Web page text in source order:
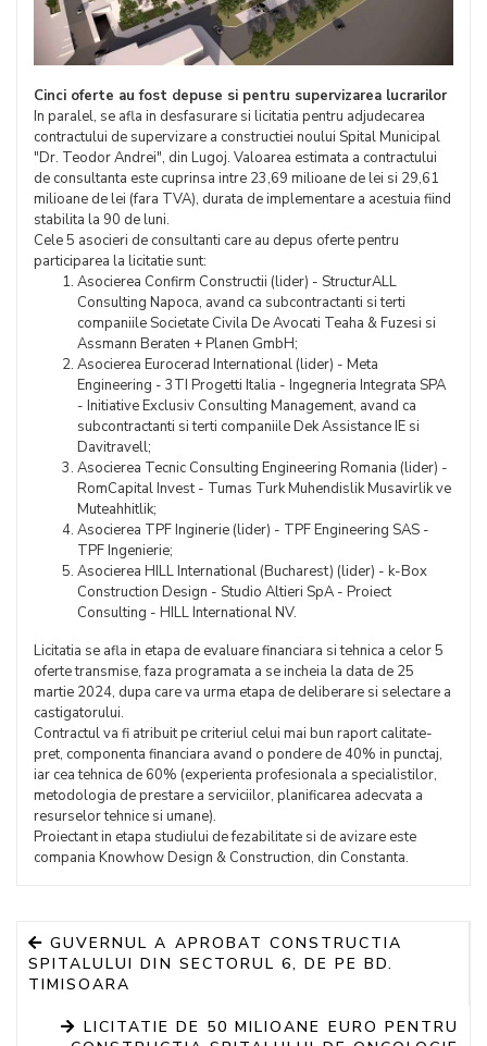
Cinci oferte au fost depuse si pentru supervizarea lucrarilor
In paralel, se afla in desfasurare si licitatia pentru adjudecarea
contractului de supervizare a constructiei noului Spital Municipal
"Dr. Teodor Andrei", din Lugoj. Valoarea estimata a contractului
de consultanta este cuprinsa intre 23,69 milioane de lei si 29,61
milioane de lei (fara TVA), durata de implementare a acestuia fiind
stabilita la 90 de luni.
Cele 5 asocieri de consultanti care au depus oferte pentru
participarea la licitatie sunt:
Asocierea Confirm Constructii (lider) - StructurALL
Consulting Napoca, avand ca subcontractanti si terti
companiile Societate Civila De Avocati Teaha & Fuzesi si
Assmann Beraten + Planen GmbH;
Asocierea Eurocerad International (lider) - Meta
Engineering - 3TI Progetti Italia - Ingegneria Integrata SPA
- Initiative Exclusiv Consulting Management, avand ca
subcontractanti si terti companiile Dek Assistance IE si
Davitravell;
Asocierea Tecnic Consulting Engineering Romania (lider) -
RomCapital Invest - Tumas Turk Muhendislik Musavirlik ve
Muteahhitlik;
Asocierea TPF Inginerie (lider) - TPF Engineering SAS -
TPF Ingenierie;
Asocierea HILL International (Bucharest) (lider) - k-Box
Construction Design - Studio Altieri SpA - Proiect
Consulting - HILL International NV.
Licitatia se afla in etapa de evaluare financiara si tehnica a celor 5
oferte transmise, faza programata a se incheia la data de 25
martie 2024, dupa care va urma etapa de deliberare si selectare a
castigatorului.
Contractul va fi atribuit pe criteriul celui mai bun raport calitate-
pret, componenta financiara avand o pondere de 40% in punctaj,
iar cea tehnica de 60% (experienta profesionala a specialistilor,
metodologia de prestare a serviciilor, planificarea adecvata a
resurselor tehnice si umane).
Proiectant in etapa studiului de fezabilitate si de avizare este
compania Knowhow Design & Construction, din Constanta.
GUVERNUL A APROBAT CONSTRUCTIA
SPITALULUI DIN SECTORUL 6, DE PE BD.
TIMISOARA
LICITATIE DE 50 MILIOANE EURO PENTRU